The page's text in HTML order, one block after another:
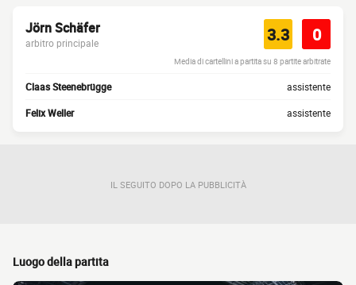
Jörn Schäfer
arbitro principale 3.3 0
Media di cartellini a partita su 8 partite arbitrate
Claas Steenebrügge assistente
Felix Weller assistente
IL SEGUITO DOPO LA PUBBLICITÀ
Luogo della partita